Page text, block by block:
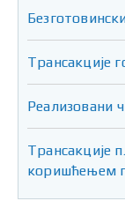
Трансакције
Реализовани
Трансакције
коришћењем